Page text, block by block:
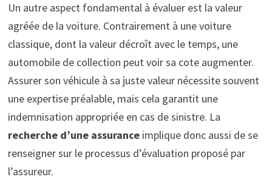
Un autre aspect fondamental à évaluer est la valeur
agréée de la voiture. Contrairement à une voiture
classique, dont la valeur décroît avec le temps, une
automobile de collection peut voir sa cote augmenter.
Assurer son véhicule à sa juste valeur nécessite souvent
une expertise préalable, mais cela garantit une
indemnisation appropriée en cas de sinistre. La
recherche d’une assuranceimplique donc aussi de se
renseigner sur le processus d’évaluation proposé par
l’assureur.